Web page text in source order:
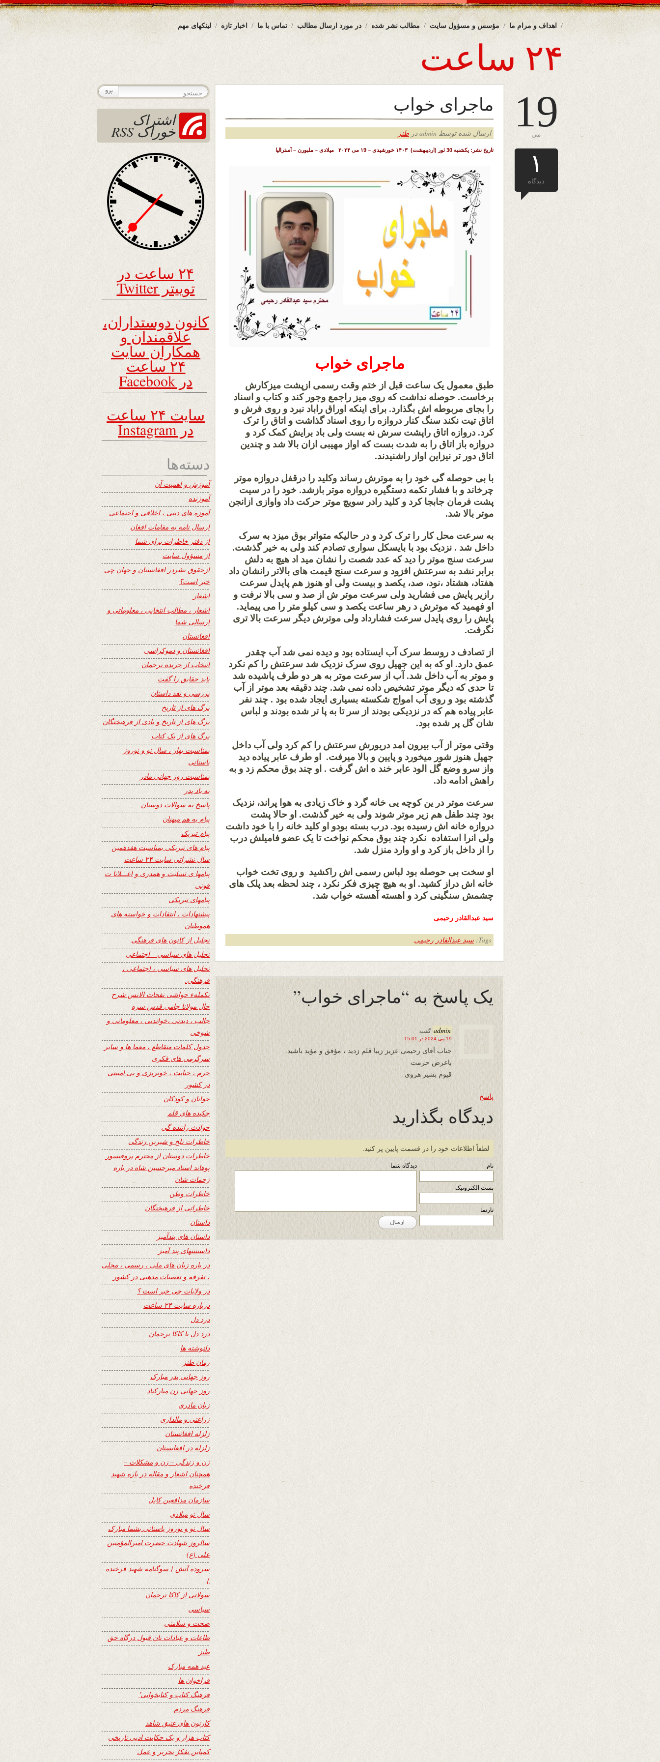
لینکهای مهم اخبار تازه تماس با ما در مورد ارسال مطالب مطالب نشر شده مؤسس و مسؤول سایت اهداف و مرام ما
۲۴ ساعت
19
می
۱
دیدگاه
ماجرای خواب
ارسال شده توسط admin در طنز
تاریخ نشر: یکشنبه 30 ثور (اردیبهشت) ۱۴۰۳ خورشیدی – ۱9 می ۲۰۲۴ میلادی – ملبورن – آسترالیا
ماجرای خواب
طبق معمول یک ساعت قبل از ختم وقت رسمی ازپشت میزکارش
برخاست. حوصله نداشت که روی میز راجمع وجور کند و کتاب و اسناد
را بجای مربوطه اش بگذارد. برای اینکه اوراق راباد نبرد و روی فرش و
اتاق تیت نکند سنگ کنار دروازه را روی اسناد گذاشت و اتاق را ترک
کرد. دروازه اتاق راپشت سرش نه بست ولی باد برایش کمک کرد و
دروازه باز اتاق را به شدت بست که اواز مهیبی ازان بالا شد و چندین
اتاق دور تر نیزاین اواز راشنیدند.
با بی حوصله گی خود را به موترش رساند وکلید را درقفل دروازه موتر
چرخاند و با فشار تکمه دستگیره دروازه موتر بازشد. خود را در سیت
پشت فرمان جابجا کرد و کلید رادر سویچ موتر حرکت داد واوازی ازانجن
موتر بالا شد.
به سرعت محل کار را ترک کرد و در حالیکه متواتر بوق میزد به سرک
داخل شد . نزدیک بود با بایسکل سواری تصادم کند ولی به خیر گذشت.
سرعت سنج موتر را دید که عدد شصت را نشان مید اد هیچ به دلش
برابر نشد به سرعتش افزود و سرعت سنج قیمت های بالاتر رانشان داد
هفتاد، هشتاد ،نود، صد، یکصد و بیست ولی او هنوز هم پایدل سرعت
رازیر پایش می فشارید ولی سرعت موتر ش از صد و سی بالا نرفت و
او فهمید که موترش د رهر ساعت یکصد و سی کیلو متر را می پیماید.
پایش را روی پایدل سرعت فشارداد ولی موترش دیگر سرعت بالا تری
نگرفت.
از تصادف د روسط سرک آب ایستاده بود و دیده نمی شد آب چقدر
عمق دارد. او که به این جهیل روی سرک نزدیک شد سرعتش را کم نکرد
و موتر به آب داخل شد. آب از سرعت موتر به هر دو طرف پاشیده شد
تا حدی که دیگر موتر تشخیص داده نمی شد. چند دقیقه بعد موتر از آب
گذشته بود و روی آب امواج شکسته بسیاری ایجاد شده بود . چند نفر
عابر پیاده هم که در نزدیکی بودند از سر تا به پا تر شده بودند و لباس
شان گل پر شده بود.
وقتی موتر از آب بیرون امد دریورش سرعتش را کم کرد ولی آب داخل
جهیل هنوز شور میخورد و پایین و بالا میرفت. او طرف عابر پیاده دید
واز سرو وضع گل الود عابر خند ه اش گرفت . او چند بوق محکم زد و به
راهش ادامه داد.
سرعت موتر در ین کوچه یی خانه گرد و خاک زیادی به هوا پراند، نزدیک
بود چند طفل هم زیر موتر شوند ولی به خیر گذشت. او حالا پشت
دروازه خانه اش رسیده بود. درب بسته بودو او کلید خانه را با خود داشت
ولی انرا استفاده نکرد چند بوق محکم نواخت تا یک عضو فامیلش درب
را از داخل باز کرد و او وارد منزل شد.
او سخت بی حوصله بود لباس رسمی اش راکشید و روی تخت خواب
خانه اش دراز کشید. او به هیچ چیزی فکر نکرد ، چند لحظه بعد پلک های
چشمش سنگینی کرد و اهسته آهسته خواب شد.
سید عبدالقادر رحیمی
Tags: سید عبدالقادر رحیمی
یک پاسخ به “ماجرای خواب”
admin گفت:
19 می 2024 در 15:01
جناب آقای رحیمی عزیز زیبا قلم زدید ، مؤفق و مؤید باشید.
باعرض حرمت
قیوم بشیر هروی
پاسخ
دیدگاه بگذارید
لطفاً اطلاعات خود را در قسمت پایین پر کنید.
نام
پست الکترونیک
تارنما
دیدگاه شما
اشتراک
خوراک RSS
۲۴ ساعت در
توییتر Twitter
کانون دوستداران،
علاقمندان و
همکاران سایت
۲۴ ساعت
در Facebook
سایت ۲۴ ساعت
در Instagram
دسته‌ها
آموزش و اهمیت آن
آموزنده
آموزه های دینی ، اخلاقی و اجتماعی
ارسال نامه به مقامات افغان
از دفتر خاطرات برای شما
از مسؤول سایت
ازحقوق بشردر افغانستان و جهان چی
خبر است؟
اشعار
اشعار ، مطالب انتخابی ، معلوماتی و
ارسالی شما
افغانستان
افغانستان و دموکراسی
انتخاب از جریده ترجمان
باید حقایق را گفت
بررسی و نقد داستان
برگ های از تاریخ
برگ های از تاریخ و یادی از فرهیختگان
برگ های از یک کتاب
بمناسبت بهار ، سال نو و نوروز
باستانی
بمناسبت روز جهانی مادر
به یاد پدر
پاسخ به سوالات دوستان
پیام به هم میهنان
پیام تبریک
پیام های تبریکی بمناسبت هفدهمین
سال نشراتی سایت ۲۴ ساعت
پیامها ی تسلیت و همدری و اعـــلانا ت
فوتی
پیامهای تبریکی
پیشنهادات ، انتقادات و خواسته های
هموطنان
تجلیل از کانون های فرهنگی
تحلیل های سیاسی – اجتماعی
تحلیل های سیاسی ، اجتماعی ،
فرهنگی.
تکملهء حواشی نفحات الانس شرح
حال مولانا جامی قدس سره
جالب ، دیدنی ،خواندنی ، معلوماتی و
شوخی
جدول کلمات متقاطع ، معما ها و سایر
سرگرمی های فکری
جرم ، جنایت ، خونریزی و بی امنیتی
در کشور
جوانان و کودکان
چکیده های قلم
حوادث راننده گی
خاطرات تلخ و شیرین زندگی
خاطرات دوستان از محترم پروفیسور
پوهاند استاد میرحسین شاه در باره
زحمات شان
خاطرات وطن
خاطراتی از فرهیختگان
داستان
داستان های پندآمیز
داستنتنهای پند آمیز
در باره زبان های ملی ، رسمی ، محلی
، تفرقه و تعصبات مذهبی در کشور
در ولایات چی خبر است ؟
درباره سایت ۲۴ ساعت
درد دل
درد دل با کاکا ترجمان
دلنوشته ها
رمان طنز
روز جهانی پدر مبارک
روز جهانی زن مبارکباد
زبان مادری
زراعتی و مالداری
زلزله افغانستان
زلزله در افغانستان
زن و زندگی – زن و مشکلات –
همچنان اشعار و مقاله در باره شهید
فرخنده
سازمان مدافعین کابل
سال نو میلادی
سال نو و نوروز باستانی بشما مبارک
سالروز شهادت حضرت امیرالمؤمنین
علی (ع)
سروده آتش { سوگنامه شهید فرخنده
}
سولاتی از کاکا ترجمان
سیاسی
صحت و سلامتی
طاعات و عبادات تان قبول درگاه حق
طنز
عید همه مبارک
فراخوان ها
فرهنگ کتاب و کتابخوانی٬
فرهنگ مردم
کارتون های عتیق شاهد
کتاب هزار و یک حکایت ادبی تاریخی
کمپاین تفکرُ تحریر و عمل